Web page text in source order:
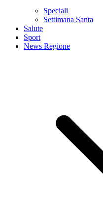
Speciali
Settimana Santa
Salute
Sport
News Regione